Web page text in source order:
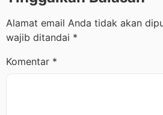
Alamat email Anda tidak akan
wajib ditandai *
Komentar *